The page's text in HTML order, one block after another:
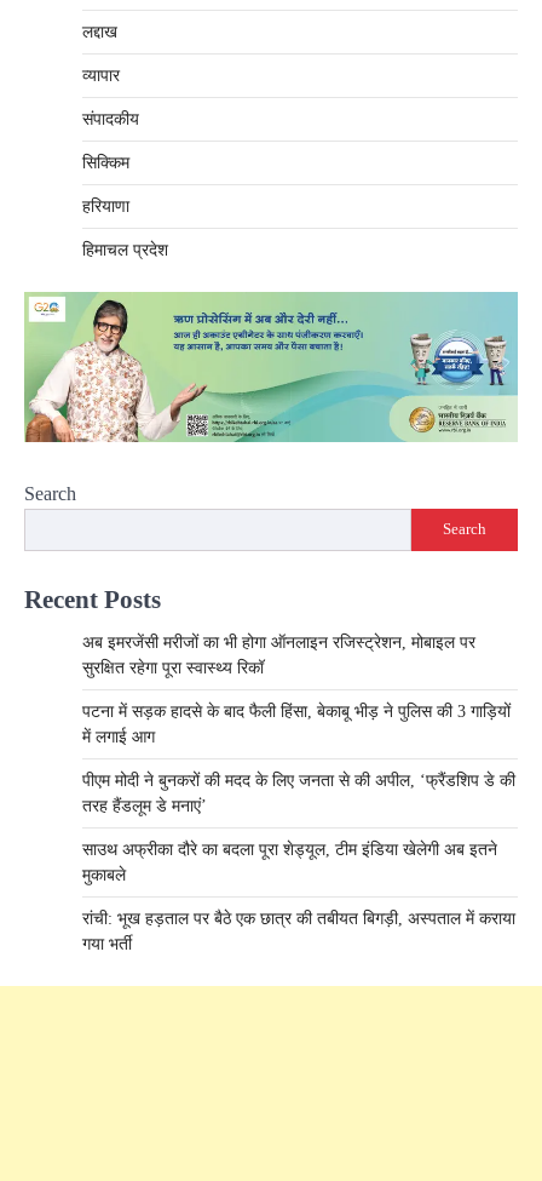
लद्दाख
व्यापार
संपादकीय
सिक्किम
हरियाणा
हिमाचल प्रदेश
Search
Search
Recent Posts
अब इमरजेंसी मरीजों का भी होगा ऑनलाइन रजिस्ट्रेशन, मोबाइल पर
सुरक्षित रहेगा पूरा स्वास्थ्य रिकॉ
पटना में सड़क हादसे के बाद फैली हिंसा, बेकाबू भीड़ ने पुलिस की 3 गाड़ियों
में लगाई आग
पीएम मोदी ने बुनकरों की मदद के लिए जनता से की अपील, ‘फ्रैंडशिप डे की
तरह हैंडलूम डे मनाएं’
साउथ अफ्रीका दौरे का बदला पूरा शेड्यूल, टीम इंडिया खेलेगी अब इतने
मुकाबले
रांची: भूख हड़ताल पर बैठे एक छात्र की तबीयत बिगड़ी, अस्पताल में कराया
गया भर्ती